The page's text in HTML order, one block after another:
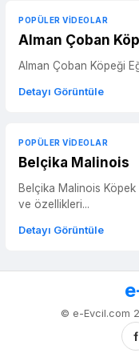
POPÜLER VIDEOLAR
Alman Çoban
Alman Çoban Köpeği
Detayı Görüntüle
POPÜLER VIDEOLAR
Belçika Malinois
Belçika Malinois Köpek
ve özellikleri...
Detayı Görüntüle
© e-Evcil.com
f